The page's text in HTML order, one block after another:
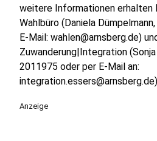
weitere Informationen erhalten
Wahlbüro (Daniela
E-Mail: wahlen@arnsberg.de)
Zuwanderung|Integration
2011975 oder per E-Mail an:
Anzeige